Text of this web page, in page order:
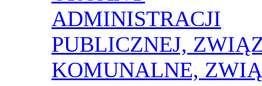
ADMINISTRACJI
PUBLICZNEJ,
KOMUNALNE,